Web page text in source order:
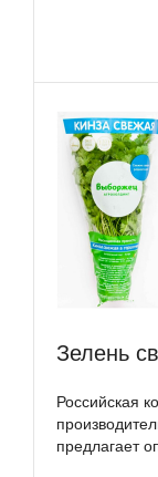
Зелень
Российская
предлагает